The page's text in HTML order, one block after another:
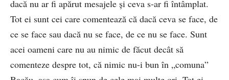
dacă nu ar fi apărut mesajele și ceva s-ar fi întâmplat.
Tot ei sunt cei care comentează că dacă ceva se face, de
ce se face sau dacă nu se face, de ce nu se face. Sunt
acei oameni care nu au nimic de făcut decât să
comenteze despre tot, că nimic nu-i bun în „comuna”